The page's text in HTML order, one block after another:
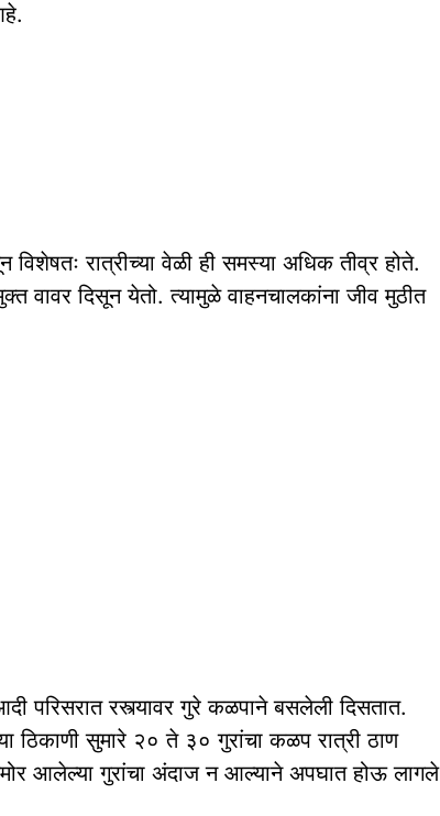
विशेषतः रात्रीच्या वेळी ही समस्या अधिक तीव्र होते.
वावर दिसून येतो. त्यामुळे वाहनचालकांना जीव मुठीत
परिसरात रस्त्यावर गुरे कळपाने बसलेली दिसतात.
ठिकाणी सुमारे २० ते ३० गुरांचा कळप रात्री ठाण
आलेल्या गुरांचा अंदाज न आल्याने अपघात होऊ लागले